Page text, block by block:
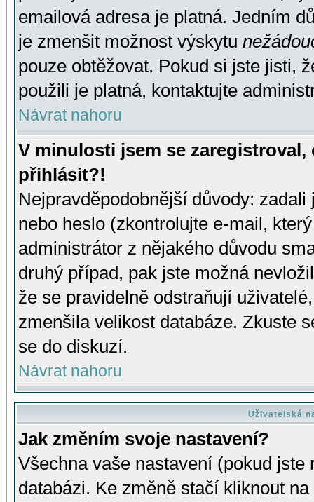
emailová adresa je platná. Jedním
je zmenšit možnost výskytu
pouze obtěžovat. Pokud si jste jisti,
použili je platná, kontaktujte
Návrat nahoru
V minulosti jsem se
přihlásit?!
Nejpravděpodobnější důvody:
nebo heslo (zkontrolujte e-mail,
administrátor z nějakého důvodu
druhý případ, pak jste možná
že se pravidelně odstraňují
zmenšila velikost databáze. Zkuste
se do diskuzí.
Návrat nahoru
Uživatelská
Jak změním svoje nastavení?
Všechna vaše nastavení (pokud
databázi. Ke změně stačí kliknout